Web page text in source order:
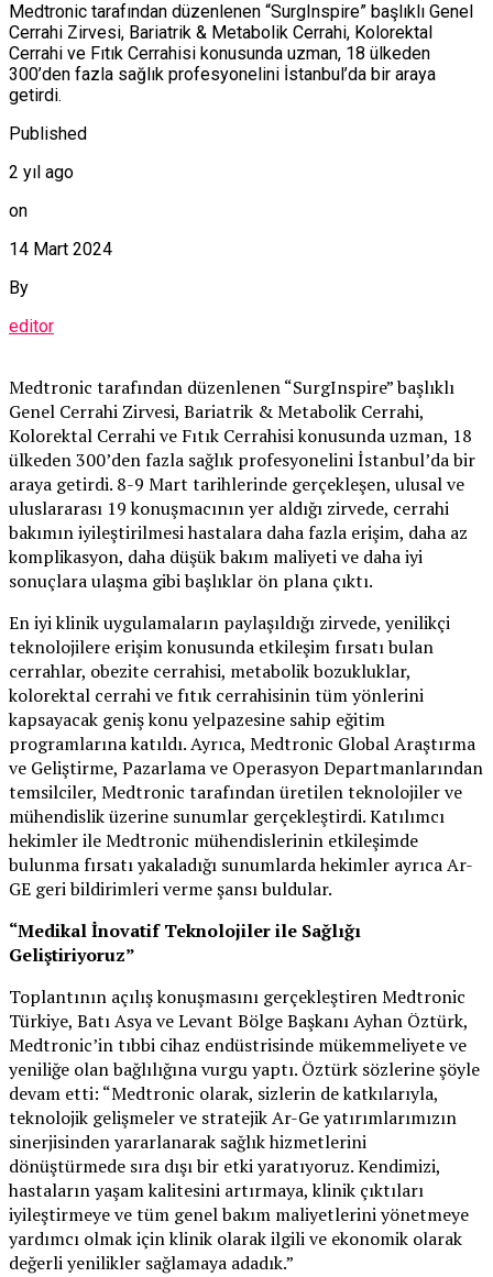
Medtronic tarafından düzenlenen “SurgInspire” başlıklı Genel
Cerrahi Zirvesi, Bariatrik & Metabolik Cerrahi, Kolorektal
Cerrahi ve Fıtık Cerrahisi konusunda uzman, 18 ülkeden
300’den fazla sağlık profesyonelini İstanbul’da bir araya
getirdi.
Published
2 yıl ago
on
14 Mart 2024
By
editor
Medtronic tarafından düzenlenen “SurgInspire” başlıklı
Genel Cerrahi Zirvesi, Bariatrik & Metabolik Cerrahi,
Kolorektal Cerrahi ve Fıtık Cerrahisi konusunda uzman, 18
ülkeden 300’den fazla sağlık profesyonelini İstanbul’da bir
araya getirdi. 8-9 Mart tarihlerinde gerçekleşen, ulusal ve
uluslararası 19 konuşmacının yer aldığı zirvede, cerrahi
bakımın iyileştirilmesi hastalara daha fazla erişim, daha az
komplikasyon, daha düşük bakım maliyeti ve daha iyi
sonuçlara ulaşma gibi başlıklar ön plana çıktı.
En iyi klinik uygulamaların paylaşıldığı zirvede, yenilikçi
teknolojilere erişim konusunda etkileşim fırsatı bulan
cerrahlar, obezite cerrahisi, metabolik bozukluklar,
kolorektal cerrahi ve fıtık cerrahisinin tüm yönlerini
kapsayacak geniş konu yelpazesine sahip eğitim
programlarına katıldı. Ayrıca, Medtronic Global Araştırma
ve Geliştirme, Pazarlama ve Operasyon Departmanlarından
temsilciler, Medtronic tarafından üretilen teknolojiler ve
mühendislik üzerine sunumlar gerçekleştirdi. Katılımcı
hekimler ile Medtronic mühendislerinin etkileşimde
bulunma fırsatı yakaladığı sunumlarda hekimler ayrıca Ar-
GE geri bildirimleri verme şansı buldular.
“Medikal İnovatif Teknolojiler ile Sağlığı
Geliştiriyoruz”
Toplantının açılış konuşmasını gerçekleştiren Medtronic
Türkiye, Batı Asya ve Levant Bölge Başkanı Ayhan Öztürk,
Medtronic’in tıbbi cihaz endüstrisinde mükemmeliyete ve
yeniliğe olan bağlılığına vurgu yaptı. Öztürk sözlerine şöyle
devam etti: “Medtronic olarak, sizlerin de katkılarıyla,
teknolojik gelişmeler ve stratejik Ar-Ge yatırımlarımızın
sinerjisinden yararlanarak sağlık hizmetlerini
dönüştürmede sıra dışı bir etki yaratıyoruz. Kendimizi,
hastaların yaşam kalitesini artırmaya, klinik çıktıları
iyileştirmeye ve tüm genel bakım maliyetlerini yönetmeye
yardımcı olmak için klinik olarak ilgili ve ekonomik olarak
değerli yenilikler sağlamaya adadık.”